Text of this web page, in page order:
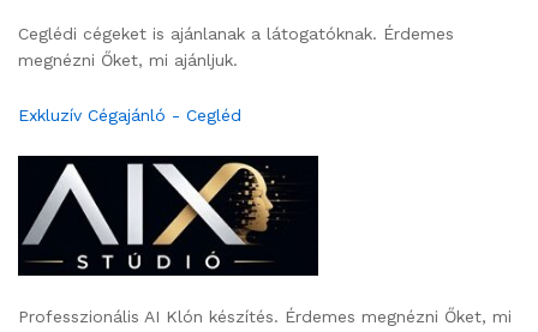
Ceglédi cégeket is ajánlanak a látogatóknak. Érdemes
megnézni Őket, mi ajánljuk.
Exkluzív Cégajánló - Cegléd
Professzionális AI Klón készítés. Érdemes megnézni Őket, mi